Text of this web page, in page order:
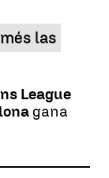
las
League
gana